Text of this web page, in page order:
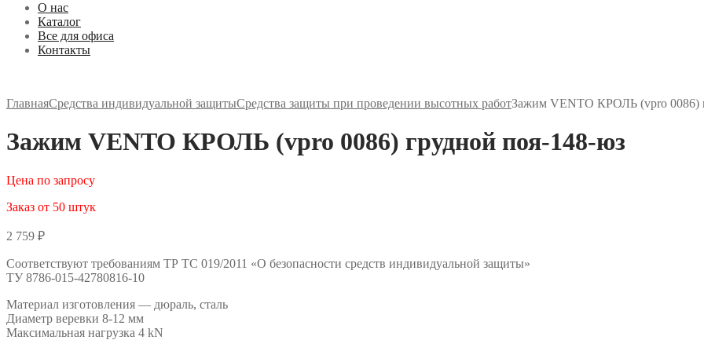
О нас
Каталог
Все для офиса
Контакты
ГлавнаяСредства индивидуальной защитыСредства защиты при проведении высотных работЗажим VENTO КРОЛЬ (vpro 0086)
Зажим VENTO КРОЛЬ (vpro 0086) грудной поя-148-юз
Цена по запросу
Заказ от 50 штук
2 759 ₽
Соответствуют требованиям ТР ТС 019/2011 «О безопасности средств индивидуальной защиты»
ТУ 8786-015-42780816-10
Материал изготовления — дюраль, сталь
Диаметр веревки 8-12 мм
Максимальная нагрузка 4 kN